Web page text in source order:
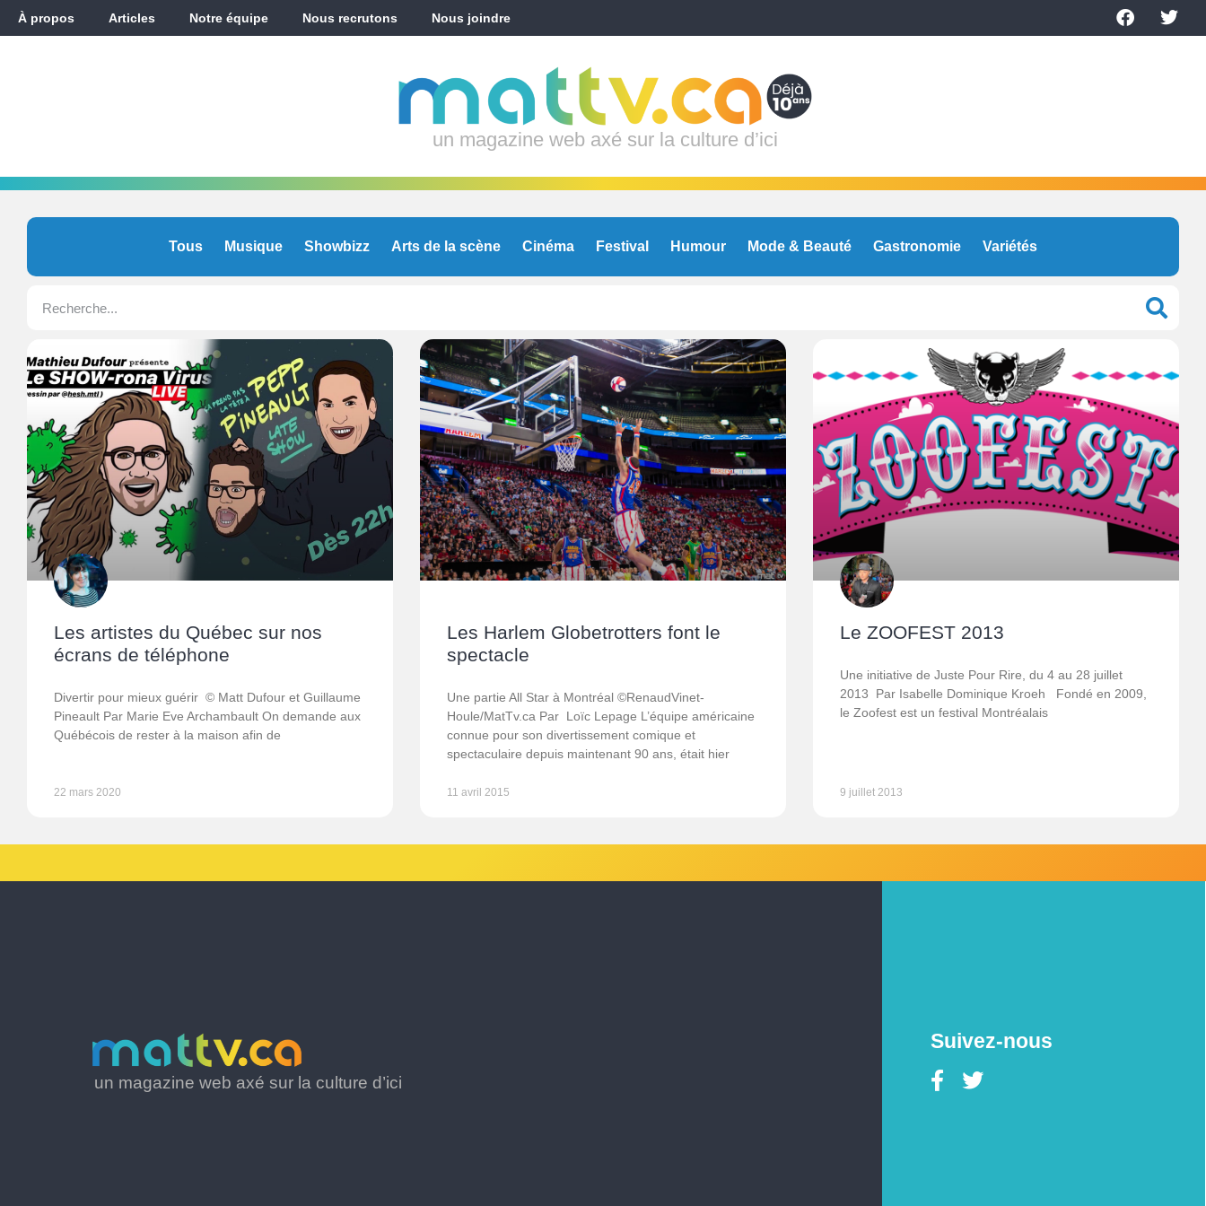
À propos Articles Notre équipe Nous recrutons Nous joindre
un magazine web axé sur la culture d’ici
Tous Musique Showbizz Arts de la scène Cinéma Festival Humour Mode & Beauté Gastronomie Variétés
Les artistes du Québec sur nos
écrans de téléphone
Divertir pour mieux guérir © Matt Dufour et Guillaume
Pineault Par Marie Eve Archambault On demande aux
Québécois de rester à la maison afin de
22 mars 2020
Les Harlem Globetrotters font le
spectacle
Une partie All Star à Montréal ©RenaudVinet-
Houle/MatTv.ca Par Loïc Lepage L’équipe américaine
connue pour son divertissement comique et
spectaculaire depuis maintenant 90 ans, était hier
11 avril 2015
Le ZOOFEST 2013
Une initiative de Juste Pour Rire, du 4 au 28 juillet
2013 Par Isabelle Dominique Kroeh Fondé en 2009,
le Zoofest est un festival Montréalais
9 juillet 2013
un magazine web axé sur la culture d’ici
Suivez-nous